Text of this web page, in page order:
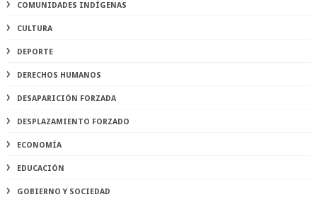
COMUNIDADES INDÍGENAS
CULTURA
DEPORTE
DERECHOS HUMANOS
DESAPARICIÓN FORZADA
DESPLAZAMIENTO FORZADO
ECONOMÍA
EDUCACIÓN
GOBIERNO Y SOCIEDAD